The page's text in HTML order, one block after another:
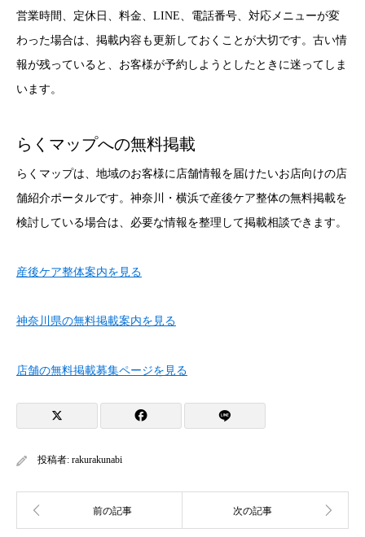
営業時間、定休日、料金、LINE、電話番号、対応メニューが変
わった場合は、掲載内容も更新しておくことが大切です。古い情
報が残っていると、お客様が予約しようとしたときに迷ってしま
います。
らくマップへの無料掲載
らくマップは、地域のお客様に店舗情報を届けたいお店向けの店
舗紹介ポータルです。神奈川・横浜で産後ケア整体の無料掲載を
検討している場合は、必要な情報を整理して掲載相談できます。
産後ケア整体案内を見る
神奈川県の無料掲載案内を見る
店舗の無料掲載募集ページを見る
投稿者: rakurakunabi